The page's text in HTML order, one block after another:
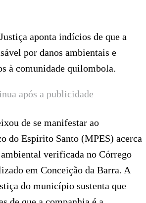
aponta indícios de que a
por danos ambientais e
à comunidade quilombola.
após a publicidade
de se manifestar ao
do Espírito Santo (MPES) acerca
verificada no Córrego
em Conceição da Barra. A
do município sustenta que